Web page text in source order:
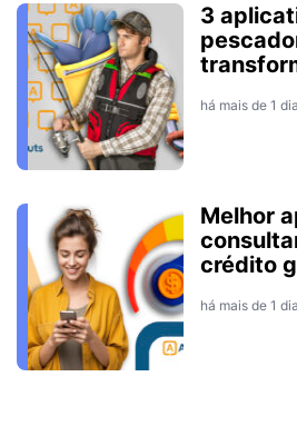
3
há mais de 1 dia
Melhor
crédito
há mais de 1 dia